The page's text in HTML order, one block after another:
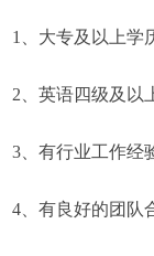
1、大专及以上学
2、英语四级及以
3、有行业工作经
4、有良好的团队